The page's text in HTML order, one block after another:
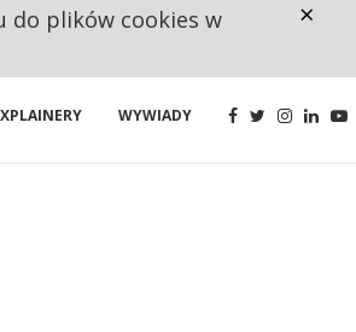
WYWIADY
do plików cookies w
×